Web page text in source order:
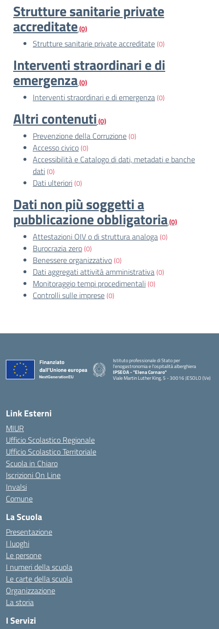
Strutture sanitarie private
accreditate(0)
Strutture sanitarie private accreditate(0)
Interventi straordinari e di
emergenza(0)
Interventi straordinari e di emergenza(0)
Altri contenuti(0)
Prevenzione della Corruzione(0)
Accesso civico(0)
Accessibilità e Catalogo di dati, metadati e banche
dati(0)
Dati ulteriori(0)
Dati non più soggetti a
pubblicazione obbligatoria(0)
Attestazioni OIV o di struttura analoga(0)
Burocrazia zero(0)
Benessere organizzativo(0)
Dati aggregati attività amministrativa(0)
Monitoraggio tempi procedimentali(0)
Controlli sulle imprese(0)
Istituto professionale di Stato per
l'enogastronomia e l'ospitalità alberghiera
IPSEOA - ''Elena Cornaro"
Viale Martin Luther King, 5 - 30016 JESOLO (Ve)
— Visita la pagina iniziale della scuola
Link Esterni
MIUR
Ufficio Scolastico Regionale
Ufficio Scolastico Territoriale
Scuola in Chiaro
Iscrizioni On Line
Invalsi
Comune
La Scuola
Presentazione
I luoghi
Le persone
I numeri della scuola
Le carte della scuola
Organizzazione
La storia
I Servizi